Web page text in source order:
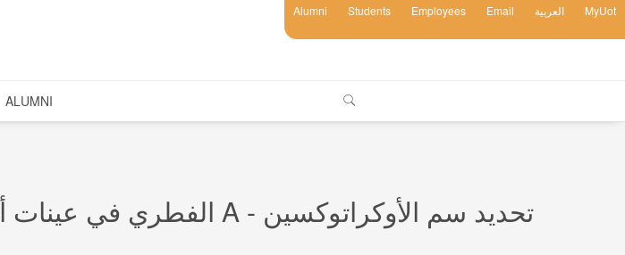
Alumni Students Employees Email العربية MyUot
ALUMNI
تحديد سم الأوكراتوكسين - A الفطري في عينات أعلاف الأبقار في ليبيا